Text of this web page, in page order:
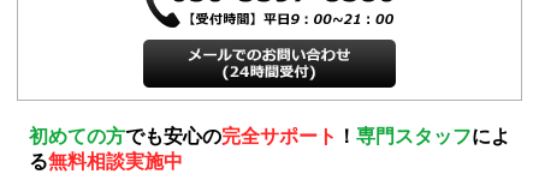
初めての方でも安心の完全サポート ！ 専門スタッフによ
る無料相談実施中